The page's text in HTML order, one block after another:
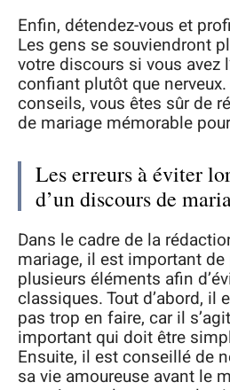
Enfin, détendez-vous et
Les gens se souviendront
votre discours si vous avez
confiant plutôt que
conseils, vous êtes sûr de
de mariage mémorable
Les erreurs à éviter
d’un discours de
Dans le cadre de la
mariage, il est important
plusieurs éléments afin
classiques. Tout d’abord, il
pas trop en faire, car il
important qui doit être
Ensuite, il est conseillé de
sa vie amoureuse avant le